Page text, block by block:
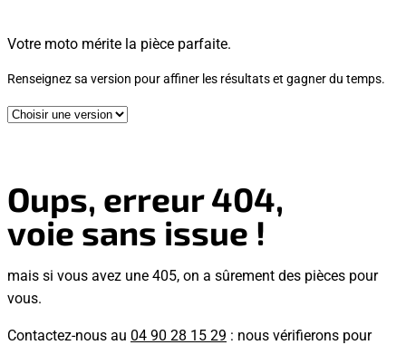
Votre moto mérite la pièce parfaite.
Renseignez sa version pour affiner les résultats et gagner du temps.
Oups, erreur 404,
voie sans issue !
mais si vous avez une 405, on a sûrement des pièces pour
vous.
Contactez-nous au 04 90 28 15 29 : nous vérifierons pour